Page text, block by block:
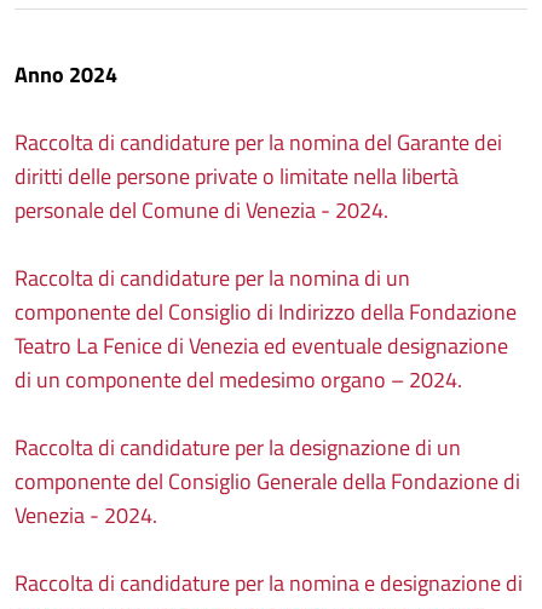
Anno 2024
Raccolta di candidature per la nomina del Garante dei
diritti delle persone private o limitate nella libertà
personale del Comune di Venezia - 2024.
Raccolta di candidature per la nomina di un
componente del Consiglio di Indirizzo della Fondazione
Teatro La Fenice di Venezia ed eventuale designazione
di un componente del medesimo organo – 2024.
Raccolta di candidature per la designazione di un
componente del Consiglio Generale della Fondazione di
Venezia - 2024.
Raccolta di candidature per la nomina e designazione di